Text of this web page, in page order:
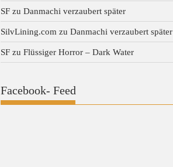
SF zu Danmachi verzaubert später
SilvLining.com zu Danmachi verzaubert später
SF zu Flüssiger Horror – Dark Water
Facebook- Feed